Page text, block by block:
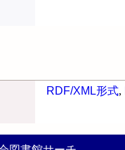
RDF/XML形式,